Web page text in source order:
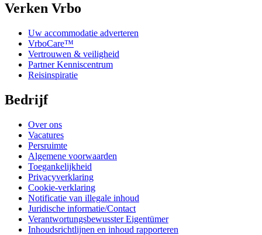
Verken Vrbo
Uw accommodatie adverteren
VrboCare™
Vertrouwen & veiligheid
Partner Kenniscentrum
Reisinspiratie
Bedrijf
Over ons
Vacatures
Persruimte
Algemene voorwaarden
Toegankelijkheid
Privacyverklaring
Cookie-verklaring
Notificatie van illegale inhoud
Juridische informatie/Contact
Verantwortungsbewusster Eigentümer
Inhoudsrichtlijnen en inhoud rapporteren